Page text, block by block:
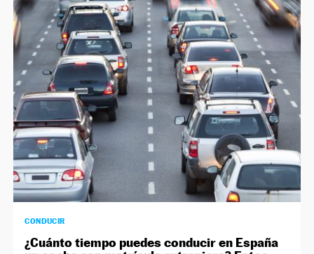
NEWSLETTER
SÍGUENOS
CONDUCIR
¿Cuánto tiempo puedes conducir en España